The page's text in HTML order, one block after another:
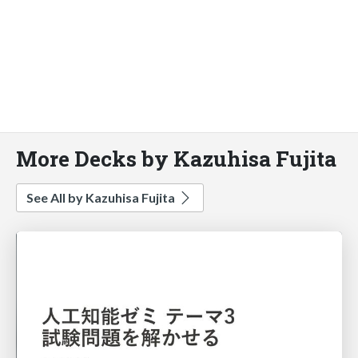
More Decks by Kazuhisa Fujita
See All by Kazuhisa Fujita